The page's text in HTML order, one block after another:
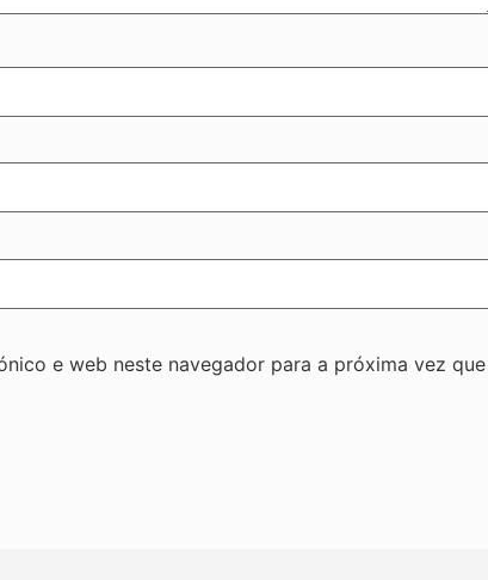
e web neste navegador para a próxima vez que